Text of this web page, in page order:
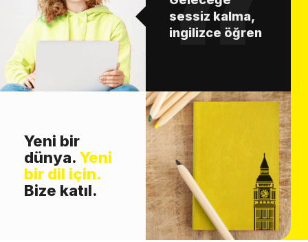
sessiz kalma,
ingilizce öğren
Yeni bir
dünya. Yeni
bir dil için.
Bize katıl.